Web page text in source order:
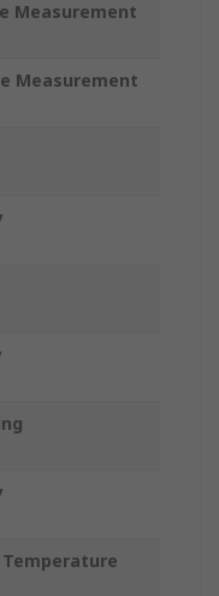
Measurement
Measurement